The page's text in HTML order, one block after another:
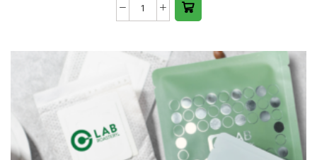
精
掛
包
盲
盒
(15
包)